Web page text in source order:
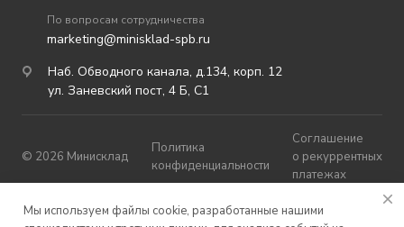
По вопросам сотрудничества
marketing@minisklad-spb.ru
Наб. Обводного канала, д.134, корп. 12
ул. Заневский пост, 4 Б, С1
© 2026 Минисклад
Политика
конфиденциальности
Соглашение
о рекуррентных
платежах
Публичная
Карта сайта
Мы используем файлы cookie, разработанные нашими